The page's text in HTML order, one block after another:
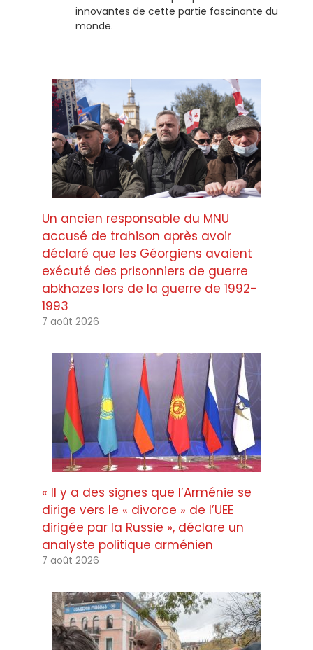
innovantes de cette partie fascinante du
monde.
Un ancien responsable du MNU
accusé de trahison après avoir
déclaré que les Géorgiens avaient
exécuté des prisonniers de guerre
abkhazes lors de la guerre de 1992-
1993
7 août 2026
« Il y a des signes que l’Arménie se
dirige vers le « divorce » de l’UEE
dirigée par la Russie », déclare un
analyste politique arménien
7 août 2026